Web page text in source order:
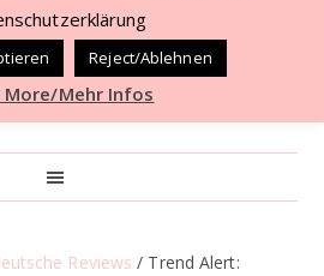
Reviews / Trend Alert:
Reject/Ablehnen
More/Mehr Infos